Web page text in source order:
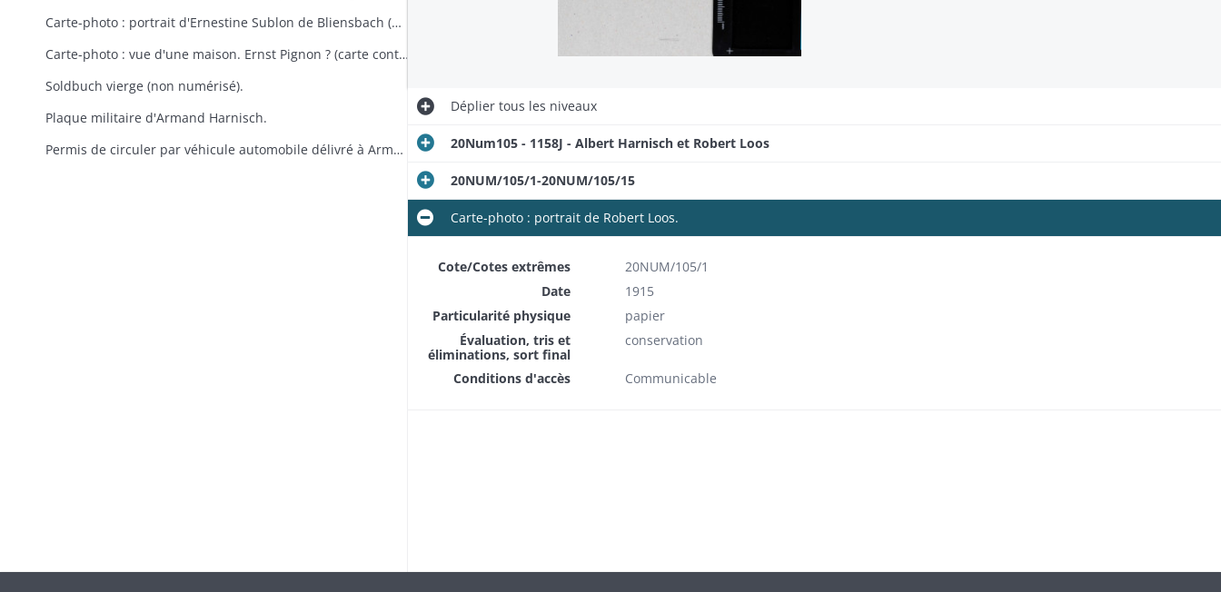
Carte-photo : portrait d'Ernestine Sublon de Bliensbach (Blancherupt). (carte contenue dans le portefeuille)
Carte-photo : vue d'une maison. Ernst Pignon ? (carte contenue dans le portefeuille)
Soldbuch vierge (non numérisé).
Plaque militaire d'Armand Harnisch.
Permis de circuler par véhicule automobile délivré à Armand Harnisch.
Dépliertous les niveaux
20Num105 - 1158J - Albert Harnisch et Robert Loos
20NUM/105/1-20NUM/105/15
Carte-photo : portrait de Robert Loos.
Cote/Cotes extrêmes
20NUM/105/1
Date
1915
Particularité physique
papier
Évaluation, tris et
éliminations, sort final
conservation
Conditions d'accès Communicable